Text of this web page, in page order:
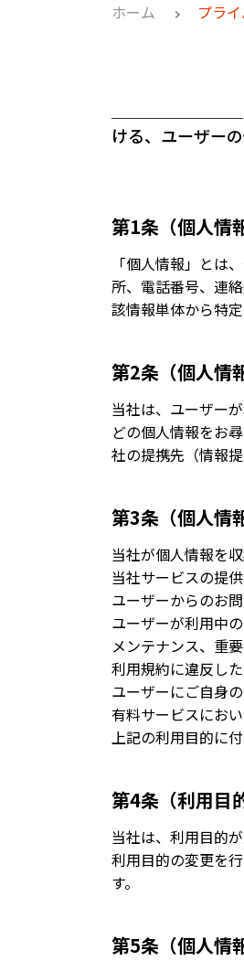
ホーム プラ
＿＿＿＿＿＿＿
ける、ユーザー
第1条（個人情
「個人情報」とは
所、電話番号、連
該情報単体から特
第2条（個人情
当社は、ユーザー
どの個人情報をお
社の提携先（情報
第3条（個人情
当社が個人情報を
当社サービスの提
ユーザーからのお
ユーザーが利用中
メンテナンス、重
利用規約に違反し
ユーザーにご自身
有料サービスにお
上記の利用目的に
第4条（利用目
当社は、利用目的
利用目的の変更を
す。
第5条（個人情